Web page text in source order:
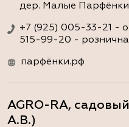
дер. Малые
+7 (925) 005-33-21 -
515-99-20 -
парфёнки.рф
AGRO-RA,
А.В.)